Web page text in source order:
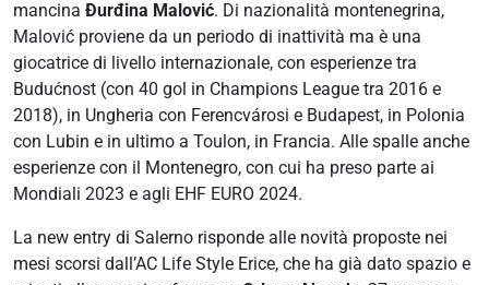
mancina Đurđina Malović. Di nazionalità montenegrina,
Malović proviene da un periodo di inattività ma è una
giocatrice di livello internazionale, con esperienze tra
Budućnost (con 40 gol in Champions League tra 2016 e
2018), in Ungheria con Ferencvárosi e Budapest, in Polonia
con Lubin e in ultimo a Toulon, in Francia. Alle spalle anche
esperienze con il Montenegro, con cui ha preso parte ai
Mondiali 2023 e agli EHF EURO 2024.
La new entry di Salerno risponde alle novità proposte nei
mesi scorsi dall’AC Life Style Erice, che ha già dato spazio e